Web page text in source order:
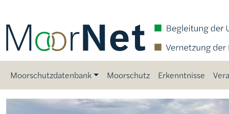
Main navigation
Moorschutzdatenbank Moorschutz Erkenntnisse